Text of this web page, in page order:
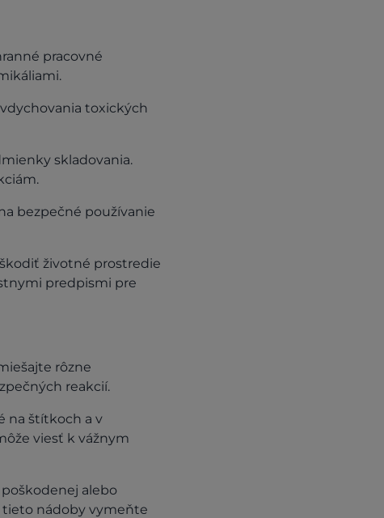
pracovné
toxických
skladovania.
bezpečné používanie
životné prostredie
predpismi pre
rôzne
reakcií.
na štítkoch a v
viesť k vážnym
alebo
tieto nádoby vymeňte